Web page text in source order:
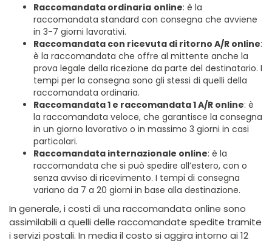
Raccomandata ordinaria online: è la
raccomandata standard con consegna che avviene
in 3-7 giorni lavorativi.
Raccomandata con ricevuta di ritorno A/R online:
è la raccomandata che offre al mittente anche la
prova legale della ricezione da parte del destinatario. I
tempi per la consegna sono gli stessi di quelli della
raccomandata ordinaria.
Raccomandata 1 e raccomandata 1 A/R online: è
la raccomandata veloce, che garantisce la consegna
in un giorno lavorativo o in massimo 3 giorni in casi
particolari.
Raccomandata internazionale online: è la
raccomandata che si può spedire all’estero, con o
senza avviso di ricevimento. I tempi di consegna
variano da 7 a 20 giorni in base alla destinazione.
In generale, i costi di una raccomandata online sono
assimilabili a quelli delle raccomandate spedite tramite
i servizi postali. In media il costo si aggira intorno ai 12